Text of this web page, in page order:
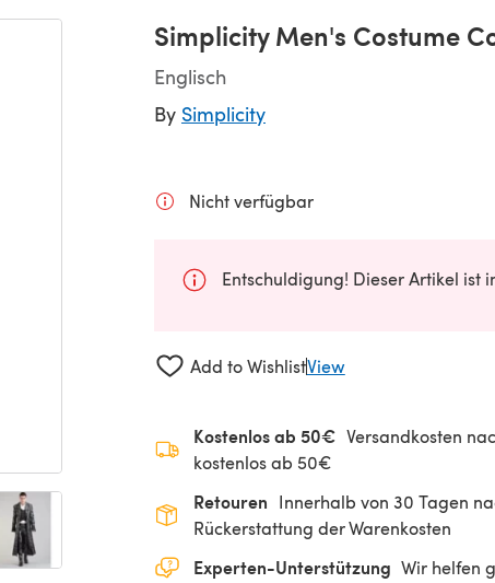
Simplicity Men's Costume
Englisch
By Simplicity
Nicht verfügbar
Entschuldigung! Dieser Artikel ist
Add to WishlistView
Kostenlos ab 50€ Versandkosten
kostenlos ab 50€
Retouren Innerhalb von 30 Tagen
Rückerstattung der Warenkosten
Experten-Unterstützung Wir helfen